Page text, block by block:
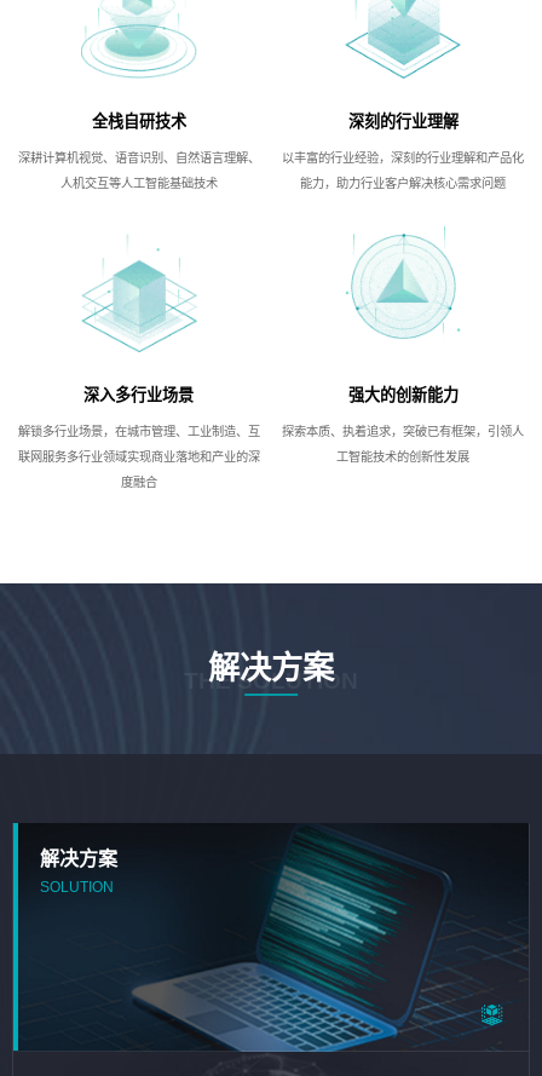
全栈自研技术
深耕计算机视觉、语音识别、自然语言理解、
人机交互等人工智能基础技术
深刻的行业理解
以丰富的行业经验，深刻的行业理解和产品化
能力，助力行业客户解决核心需求问题
深入多行业场景
解锁多行业场景，在城市管理、工业制造、互
联网服务多行业领域实现商业落地和产业的深
度融合
强大的创新能力
探索本质、执着追求，突破已有框架，引领人
工智能技术的创新性发展
解决方案
THE SOLUTION
解决方案
SOLUTION